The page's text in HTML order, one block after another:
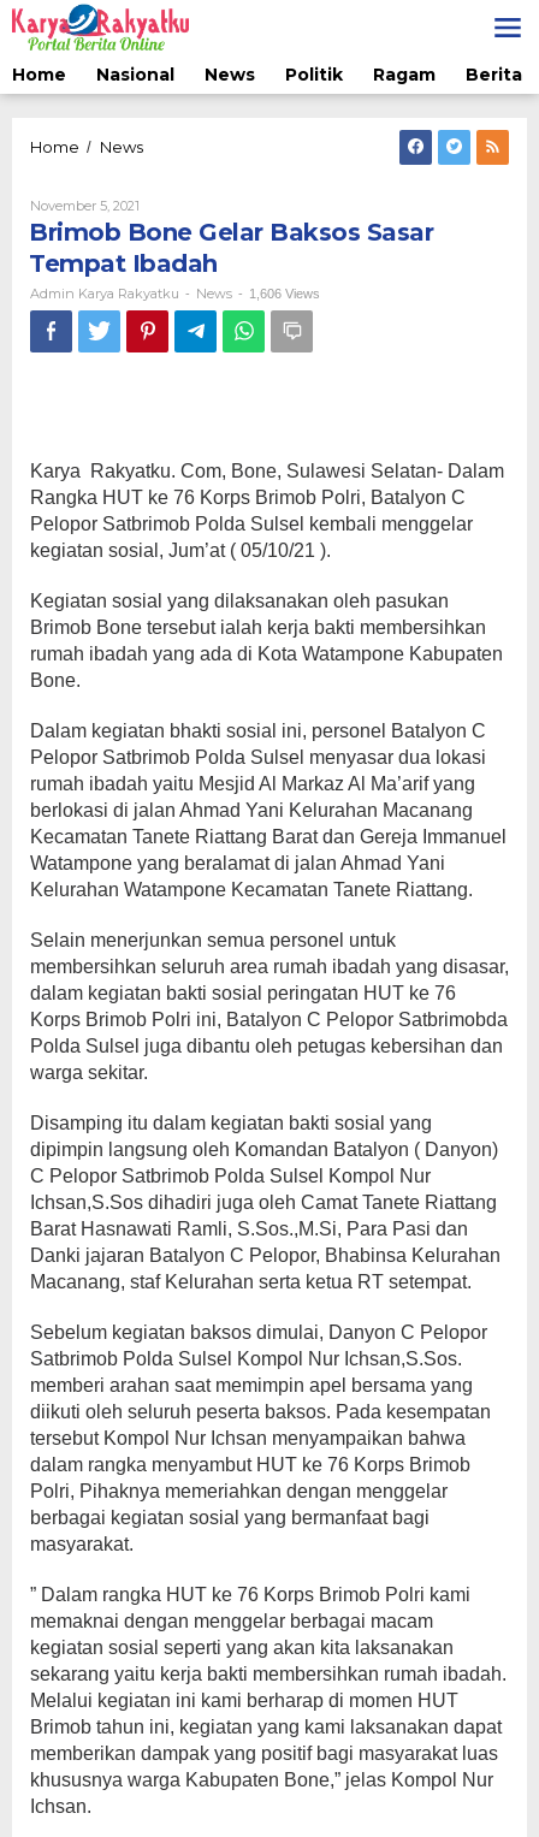
Lewati
ke
konten
Home
Nasional News Politik Ragam Berita
Home / NewsBrimob
Sasar
Tempat
Ibadah
November 5, 2021
Admin
Karya
Rakyatku
Brimob Bone Gelar Baksos Sasar
Tempat Ibadah
Admin Karya Rakyatku - News - 1,606 Views
Karya Rakyatku. Com, Bone, Sulawesi Selatan- Dalam
Rangka HUT ke 76 Korps Brimob Polri, Batalyon C
Pelopor Satbrimob Polda Sulsel kembali menggelar
kegiatan sosial, Jum’at ( 05/10/21 ).
Kegiatan sosial yang dilaksanakan oleh pasukan
Brimob Bone tersebut ialah kerja bakti membersihkan
rumah ibadah yang ada di Kota Watampone Kabupaten
Bone.
Dalam kegiatan bhakti sosial ini, personel Batalyon C
Pelopor Satbrimob Polda Sulsel menyasar dua lokasi
rumah ibadah yaitu Mesjid Al Markaz Al Ma’arif yang
berlokasi di jalan Ahmad Yani Kelurahan Macanang
Kecamatan Tanete Riattang Barat dan Gereja Immanuel
Watampone yang beralamat di jalan Ahmad Yani
Kelurahan Watampone Kecamatan Tanete Riattang.
Selain menerjunkan semua personel untuk
membersihkan seluruh area rumah ibadah yang disasar,
dalam kegiatan bakti sosial peringatan HUT ke 76
Korps Brimob Polri ini, Batalyon C Pelopor Satbrimobda
Polda Sulsel juga dibantu oleh petugas kebersihan dan
warga sekitar.
Disamping itu dalam kegiatan bakti sosial yang
dipimpin langsung oleh Komandan Batalyon ( Danyon)
C Pelopor Satbrimob Polda Sulsel Kompol Nur
Ichsan,S.Sos dihadiri juga oleh Camat Tanete Riattang
Barat Hasnawati Ramli, S.Sos.,M.Si, Para Pasi dan
Danki jajaran Batalyon C Pelopor, Bhabinsa Kelurahan
Macanang, staf Kelurahan serta ketua RT setempat.
Sebelum kegiatan baksos dimulai, Danyon C Pelopor
Satbrimob Polda Sulsel Kompol Nur Ichsan,S.Sos.
memberi arahan saat memimpin apel bersama yang
diikuti oleh seluruh peserta baksos. Pada kesempatan
tersebut Kompol Nur Ichsan menyampaikan bahwa
dalam rangka menyambut HUT ke 76 Korps Brimob
Polri, Pihaknya memeriahkan dengan menggelar
berbagai kegiatan sosial yang bermanfaat bagi
masyarakat.
” Dalam rangka HUT ke 76 Korps Brimob Polri kami
memaknai dengan menggelar berbagai macam
kegiatan sosial seperti yang akan kita laksanakan
sekarang yaitu kerja bakti membersihkan rumah ibadah.
Melalui kegiatan ini kami berharap di momen HUT
Brimob tahun ini, kegiatan yang kami laksanakan dapat
memberikan dampak yang positif bagi masyarakat luas
khususnya warga Kabupaten Bone,” jelas Kompol Nur
Ichsan.